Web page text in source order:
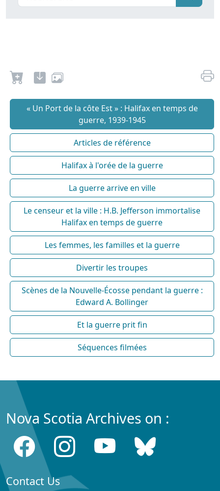
« Un Port de la côte Est » : Halifax en temps de
guerre, 1939-1945
Articles de référence
Halifax à l'orée de la guerre
La guerre arrive en ville
Le censeur et la ville : H.B. Jefferson immortalise
Halifax en temps de guerre
Les femmes, les familles et la guerre
Divertir les troupes
Scènes de la Nouvelle-Écosse pendant la guerre :
Edward A. Bollinger
Et la guerre prit fin
Séquences filmées
Nova Scotia Archives on :
Contact Us